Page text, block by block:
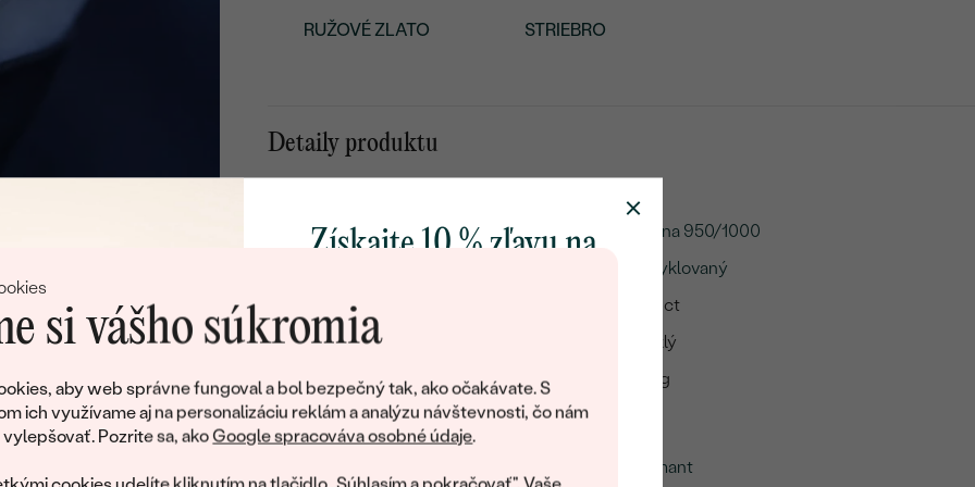
si vášho súkromia
aby web správne fungoval a bol bezpečný tak, ako očakávate. S
ich využívame aj na personalizáciu reklám a analýzu návštevnosti, čo nám
Pozrite sa, akoGoogle spracováva osobné údaje.
RUŽOVÉ ZLATO STRIEBRO
Detaily produktu
Platina 950/1000
Recyklovaný
CELKOVÁ KARÁTOVÁ VÁHA:
0.22 ct
POVRCH KOVU:
Lesklý
PRIBLIŽNÁ VÁHA:
12.4 g
Detaily o osadenom drahokame
Diamant
Získajte 10 % zľavu na
poctivo vyrábaných šperkov Eppi.
Ako darček na privítanie vám
obratom pošleme zľavový kód na